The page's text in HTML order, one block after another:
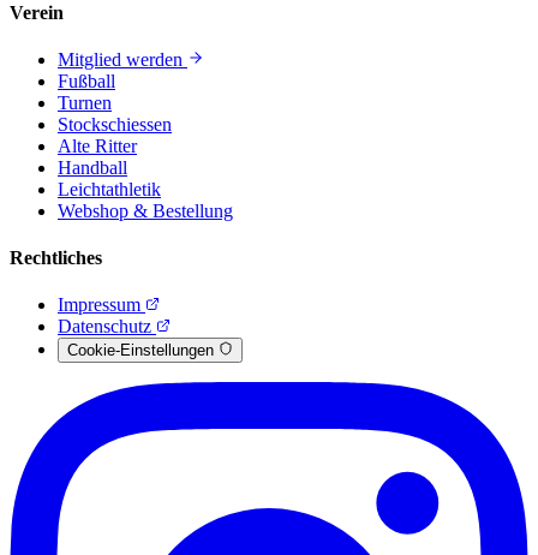
Verein
Mitglied werden
Fußball
Turnen
Stockschiessen
Alte Ritter
Handball
Leichtathletik
Webshop & Bestellung
Rechtliches
Impressum
Datenschutz
Cookie-Einstellungen